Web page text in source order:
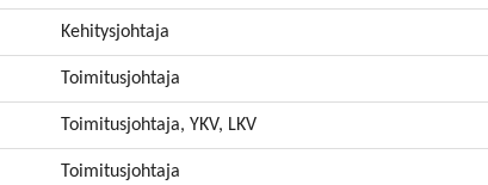
Kehitysjohtaja
Toimitusjohtaja
Toimitusjohtaja, YKV, LKV
Toimitusjohtaja